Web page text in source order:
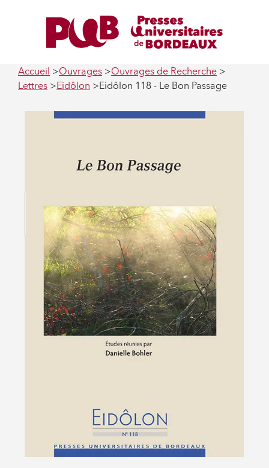
Accueil Ouvrages
Ouvrages de Recherche
Lettres
Eidôlon Eidôlon 118 - Le Bon Passage